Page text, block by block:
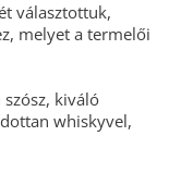
választottuk,
melyet a termelői
kiváló
whiskyvel,